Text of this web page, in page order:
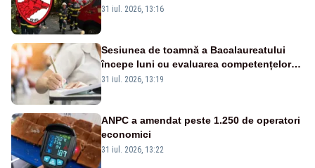
ului medical a murit, antrenorul Adrian
31 iul. 2026, 13:16
Sesiunea de toamnă a Bacalaureatului
începe luni cu evaluarea competențelor
orale la Limba română
31 iul. 2026, 13:19
ANPC a amendat peste 1.250 de operatori
economici
31 iul. 2026, 13:22